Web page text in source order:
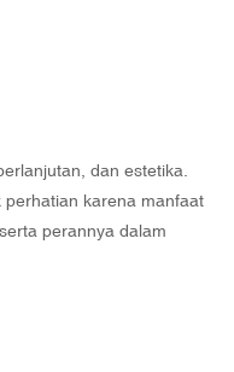
dan estetika.
karena manfaat
perannya dalam